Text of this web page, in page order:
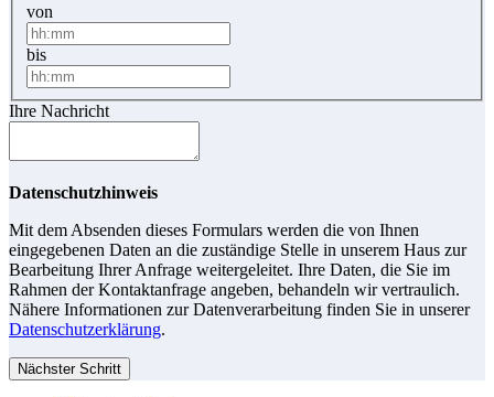
von
bis
Ihre Nachricht
Datenschutzhinweis
Mit dem Absenden dieses Formulars werden die von Ihnen
eingegebenen Daten an die zuständige Stelle in unserem Haus zur
Bearbeitung Ihrer Anfrage weitergeleitet. Ihre Daten, die Sie im
Rahmen der Kontaktanfrage angeben, behandeln wir vertraulich.
Nähere Informationen zur Datenverarbeitung finden Sie in unserer
Datenschutzerklärung.
Nächster Schritt